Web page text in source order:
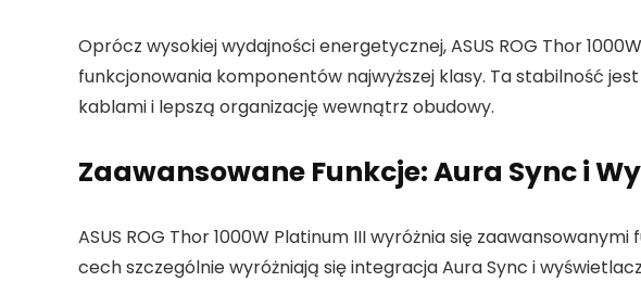
Oprócz wysokiej wydajności energetycznej, ASUS ROG Thor
funkcjonowania komponentów najwyższej klasy. Ta stabilność
kablami i lepszą organizację wewnątrz obudowy.
Zaawansowane Funkcje: Aura Sync i
ASUS ROG Thor 1000W Platinum III wyróżnia się
cech szczególnie wyróżniają się integracja Aura Sync i wyświetlacz